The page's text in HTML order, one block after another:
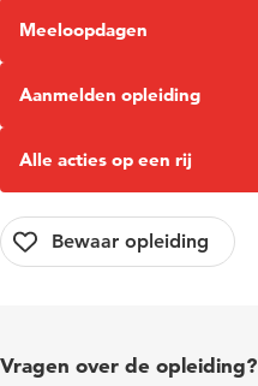
Meeloopdagen
Aanmelden opleiding
Alle acties op een rij
Vragen over de opleiding?